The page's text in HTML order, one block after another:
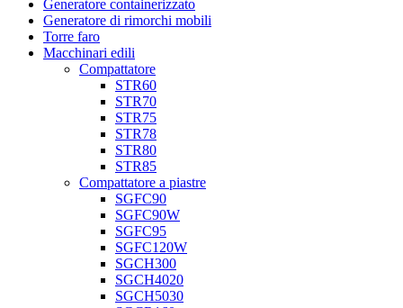
Generatore containerizzato
Generatore di rimorchi mobili
Torre faro
Macchinari edili
Compattatore
STR60
STR70
STR75
STR78
STR80
STR85
Compattatore a piastre
SGFC90
SGFC90W
SGFC95
SGFC120W
SGCH300
SGCH4020
SGCH5030